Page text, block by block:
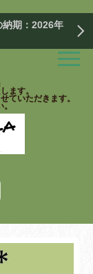
納期：2026年
ます。
ていただきます。